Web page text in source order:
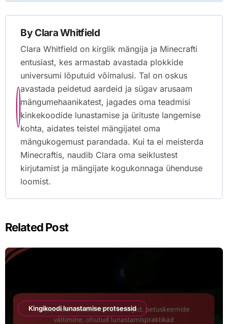
By Clara Whitfield
Clara Whitfield on kirglik mängija ja Minecrafti
entusiast, kes armastab avastada plokkide
universumi lõputuid võimalusi. Tal on oskus
avastada peidetud aardeid ja sügav arusaam
mängumehaanikatest, jagades oma teadmisi
kinkekoodide lunastamise ja ürituste langemise
kohta, aidates teistel mängijatel oma
mängukogemust parandada. Kui ta ei meisterda
Minecraftis, naudib Clara oma seiklustest
kirjutamist ja mängijate kogukonnaga ühenduse
loomist.
Related Post
Kingikoodi lunastamise protsessid